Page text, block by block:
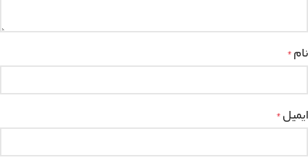
نام*
ایمیل*